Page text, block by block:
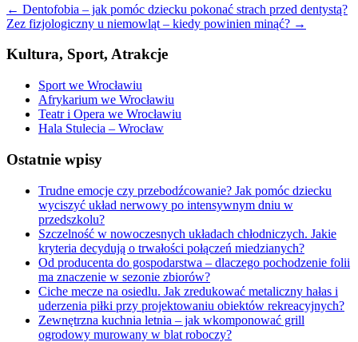
← Dentofobia – jak pomóc dziecku pokonać strach przed dentystą?
Zez fizjologiczny u niemowląt – kiedy powinien minąć? →
Kultura, Sport, Atrakcje
Sport we Wrocławiu
Afrykarium we Wrocławiu
Teatr i Opera we Wrocławiu
Hala Stulecia – Wrocław
Ostatnie wpisy
Trudne emocje czy przebodźcowanie? Jak pomóc dziecku
wyciszyć układ nerwowy po intensywnym dniu w
przedszkolu?
Szczelność w nowoczesnych układach chłodniczych. Jakie
kryteria decydują o trwałości połączeń miedzianych?
Od producenta do gospodarstwa – dlaczego pochodzenie folii
ma znaczenie w sezonie zbiorów?
Ciche mecze na osiedlu. Jak zredukować metaliczny hałas i
uderzenia piłki przy projektowaniu obiektów rekreacyjnych?
Zewnętrzna kuchnia letnia – jak wkomponować grill
ogrodowy murowany w blat roboczy?